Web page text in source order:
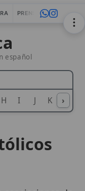
PRENSA WEBMASTERS
I J K L M
›